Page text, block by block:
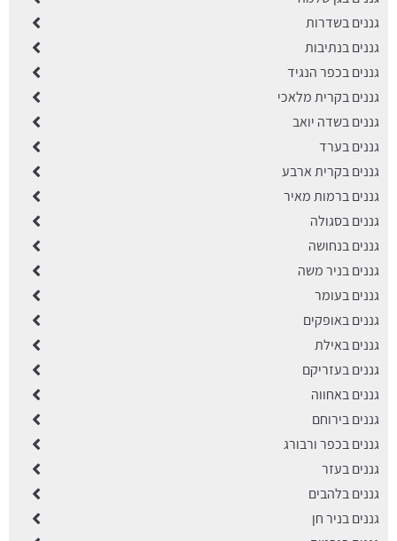
גננים בשדרות
גננים בנתיבות
גננים בכפר הנגיד
גננים בקרית מלאכי
גננים בשדה יואב
גננים בערד
גננים בקרית ארבע
גננים ברמות מאיר
גננים בסגולה
גננים בנחושה
גננים בניר משה
גננים בעומר
גננים באופקים
גננים באילת
גננים בעזריקם
גננים באחווה
גננים בירוחם
גננים בכפר ורבורג
גננים בעזר
גננים בלהבים
גננים בניר חן